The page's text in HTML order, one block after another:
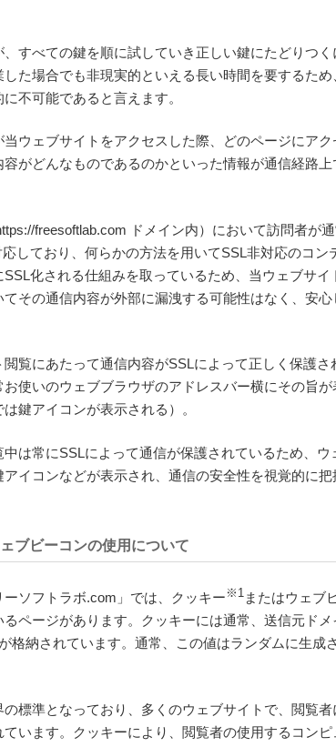
すべての鍵を順に試していき正しい鍵にたどりつ
した場合でも非現実的といえる長い時間を要するた
不可能であると言えます。
当ウェブサイトをアクセスした際、どのページにア
容がどんなものであるのかといった情報が通信経路
freesoftlab.com ドメイン内）において訪問者が
しており、何らかの方法を用いてSSL非対応のコン
化される仕組みを取っているため、当ウェブサイ
その通信内容が外部に漏洩する可能性はなく、安
覧にあたって通信内容がSSLによって正しく保護さ
使いのウェブブラウザのアドレスバー横にその旨
鍵アイコンが表示される）。
は常にSSLによって通信が保護されているため、ウ
イコンなどが表示され、通信の安全性を視覚的に把
ブビーコンの使用について
ソフトラボ.com」では、クッキー ※1 またはウェブ
ページがあります。クッキーには通常、送信元ド
格納されています。通常、この値はランダムに生成
の標準となっており、多くのウェブサイトで、閲覧
います。クッキーにより、閲覧者の使用するコン